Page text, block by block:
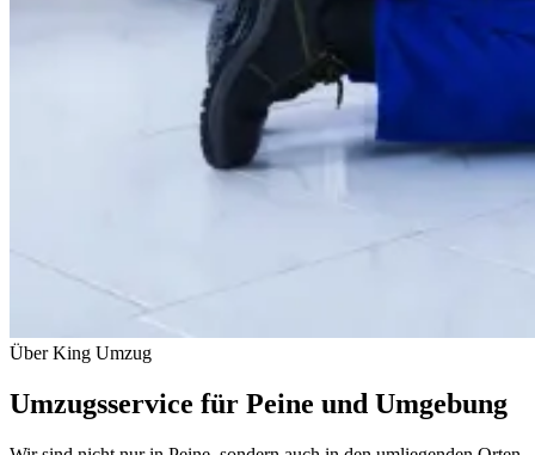
Über King Umzug
Umzugsservice für Peine und Umgebung